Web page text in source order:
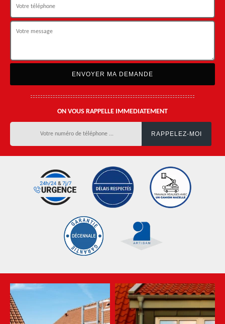
ON VOUS RAPPELLE IMMEDIATEMENT